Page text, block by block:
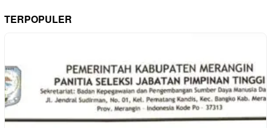
TERPOPULER